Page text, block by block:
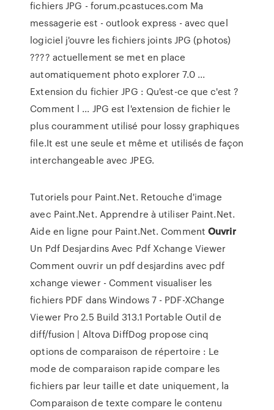
fichiers JPG - forum.pcastuces.com Ma
messagerie est - outlook express - avec quel
logiciel j'ouvre les fichiers joints JPG (photos)
???? actuellement se met en place
automatiquement photo explorer 7.0 ...
Extension du fichier JPG : Qu'est-ce que c'est ?
Comment l ... JPG est l'extension de fichier le
plus couramment utilisé pour lossy graphiques
file.It est une seule et même et utilisés de façon
interchangeable avec JPEG.
Tutoriels pour Paint.Net. Retouche d'image
avec Paint.Net. Apprendre à utiliser Paint.Net.
Aide en ligne pour Paint.Net. CommentOuvrir
Un Pdf Desjardins Avec Pdf Xchange Viewer
Comment ouvrir un pdf desjardins avec pdf
xchange viewer - Comment visualiser les
fichiers PDF dans Windows 7 - PDF-XChange
Viewer Pro 2.5 Build 313.1 Portable Outil de
diff/fusion | Altova DiffDog propose cinq
options de comparaison de répertoire : Le
mode de comparaison rapide compare les
fichiers par leur taille et date uniquement, la
Comparaison de texte compare le contenu